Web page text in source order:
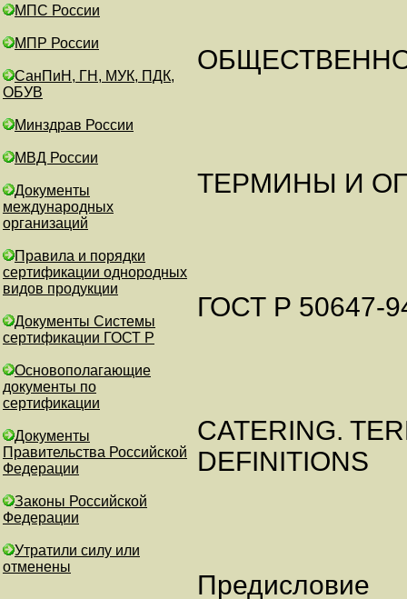
МПС России
МПР России
СанПиН, ГН, МУК, ПДК,
ОБУВ
Минздрав России
МВД России
Документы
международных
организаций
Правила и порядки
сертификации однородных
видов продукции
Документы Системы
сертификации ГОСТ Р
Основополагающие
документы по
сертификации
Документы
Правительства Российской
Федерации
Законы Российской
Федерации
Утратили силу или
отменены
ТЕРМИНЫ И
ГОСТ Р 50647-
CATERING.
DEFINITIONS
Предисловие